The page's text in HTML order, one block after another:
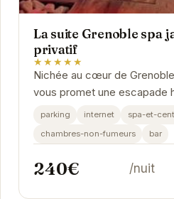
La suite Grenoble spa
privatif
★★★★★
Nichée au cœur de
vous promet une escapade
Plongez dans l'intimité d'un
parking internet
spa-et-
chambres-non-fumeurs
bar
240€ /nuit